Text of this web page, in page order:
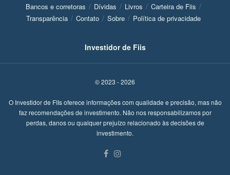
Bancos e corretoras
Dívidas Livros
Carteira de Fiis
Transparência
Contato Sobre Política de privacidade
Investidor de Fiis
© 2023 - 2026
O Investidor de FIIs oferece informações com qualidade e precisão, mas não
faz recomendações de investimento. Não nos responsabilizamos por
perdas, danos ou qualquer prejuízo relacionado às decisões de
investimento.